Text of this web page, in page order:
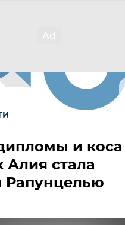
и коса
Алия стала
Рапунцелью